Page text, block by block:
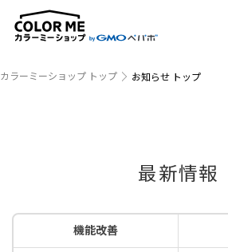
カラーミーショップ トップ お知らせ トップ
最新情報
機能改善